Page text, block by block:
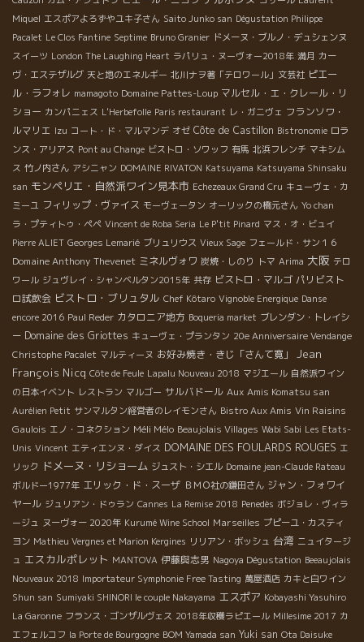
Miquel エスポアよろずやユキ子さん Saito Junko san Dégustation Philippe
Pacalet Le Clos Fantine Septime Bruno Granier ドメーヌ・ブルノ・デュシェンヌ
スイーツ London The Laughing Heart ラパリュ・ヌーヴォー2018年 満月 カー
ヴ・エステザルグ 天と地のエネルギー 北川ナヲ著「テロワール」文芸社 ピエー
ル・ラフォレ mamagoto Domaine Pattes-Loup マルセル・エ・クレール・リ
ショー カンパニェス L'Herbefolle Paris restaurant レ・ガニヴェ フランソワ・
ルマリエ Izu コート・ド・マルマンデ オゼ Côte de Castillon Bistronomie ロラ
ンス・アリアス Pont au Change ビストロ・ソワッフ 有馬 北浜フレンチ マキシム
ス 竹ノ内さん アシニャン DOMAINE RIVATON Katsuyama Katsuyama Shinsaku
san モンペリエ・自然派ワイン見本市 Echezeaux Grand Cru キューヴェ・カ
ミーユ フィリップ・ヴァイス モーヴェータン オーリックの橋元さん Yo chan
ラ・プティトゥ・ペペ Vincent de Roba Seria Le P'tit Pinard マス・オ・ビュイ
Pierre ALIET Georges Lemarié ブリュリウス Vieux Sage フェールド・サン１６
Domaine Anthony Thevenet ミネルヴォワ 炭焼・しのり トマ Arima 大阪 テロ
ワール ジュヴレイ・シャンベルタン2015年 共存 ビストロ・マルゴ パリビスト
ロ試飲会 ビストロ・ブリュタル Chef Kôtaro Vignoble Energique Danse
encore 2016 Paul Reder カタロニア地方 Boqueria market ブレンダン・トレイシ
ー Domaine des Griottes キューヴェ・プランタン 20e Anniversaire Vendange
Christophe Pacalet マルティーヌ お好み焼き・きじ「さんて寛」
Jean
François Nicq Côte de Feule Lapalu Nouveau 2018 マジエール 自然派ワイン
の日本イベント レストラン マルゴー サルバドール Aux Amis Komatsu san
Aurélien Petit サンマルタン経営者のレイモンさん Bistro Aux Amis Vin Raisins
Gaulois エノ・コネクション Méli Mélo Beaujolais Villages Wabi Sabi Les Etats-
Unis Vincent エティエンヌ・ダイス DOMAINE DES FOULARDS ROUGES エ
リック ドメーヌ・リショーム ジュスト・シエル Domaine jean-Claude Rateau
ボルドー1977年 エリック・ド・スーザ ＢＭＯ社の鎌田さん ジャン・フォワイ
ヤール ジュリアン・ドゥラン Cannes La Remise 2018 Penedès ボジョレ・ヴィラ
ージュ ヌーヴォー 2020年 Kurumé Wine School Marseilles プピーユ・カスティ
ヨン Mathieu Vergnes et Marion Kergines リリアン・ボッシュ 台湾 ニュイタージ
ュ エスカルポレット MANTOVA 伊藤與志男 Nagoya Dégustation Beeaujolais
Nouveaux 2018 Importateur Symphonie Free Tasting 萬屋酒店 カキと白ワイン
Shun san Sumiyaki SHINORI le couple Nakayama エスポア Kobayashi Yasuhiro
La Garonne フランス・ゴンザルヴェス 2018年収穫ラピエール Millesime 2017 カ
エフェルコフ la Porte de Bourgogne BOM Yamada san Yuki san Ota Daisuke